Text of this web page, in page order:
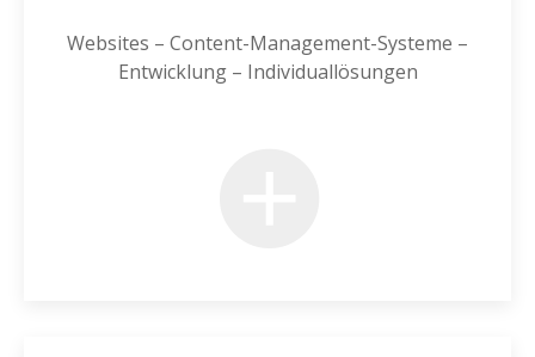
Websites – Content-Management-Systeme –
Entwicklung – Individuallösungen